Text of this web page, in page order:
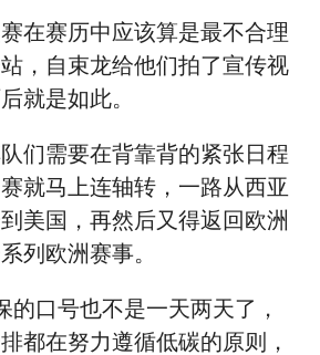
在赛历中应该算是最不合理
，自束龙给他们拍了宣传视
就是如此。
们需要在背靠背的紧张日程
就马上连轴转，一路从西亚
美国，再然后又得返回欧洲
列欧洲赛事。
的口号也不是一天两天了，
都在努力遵循低碳的原则，